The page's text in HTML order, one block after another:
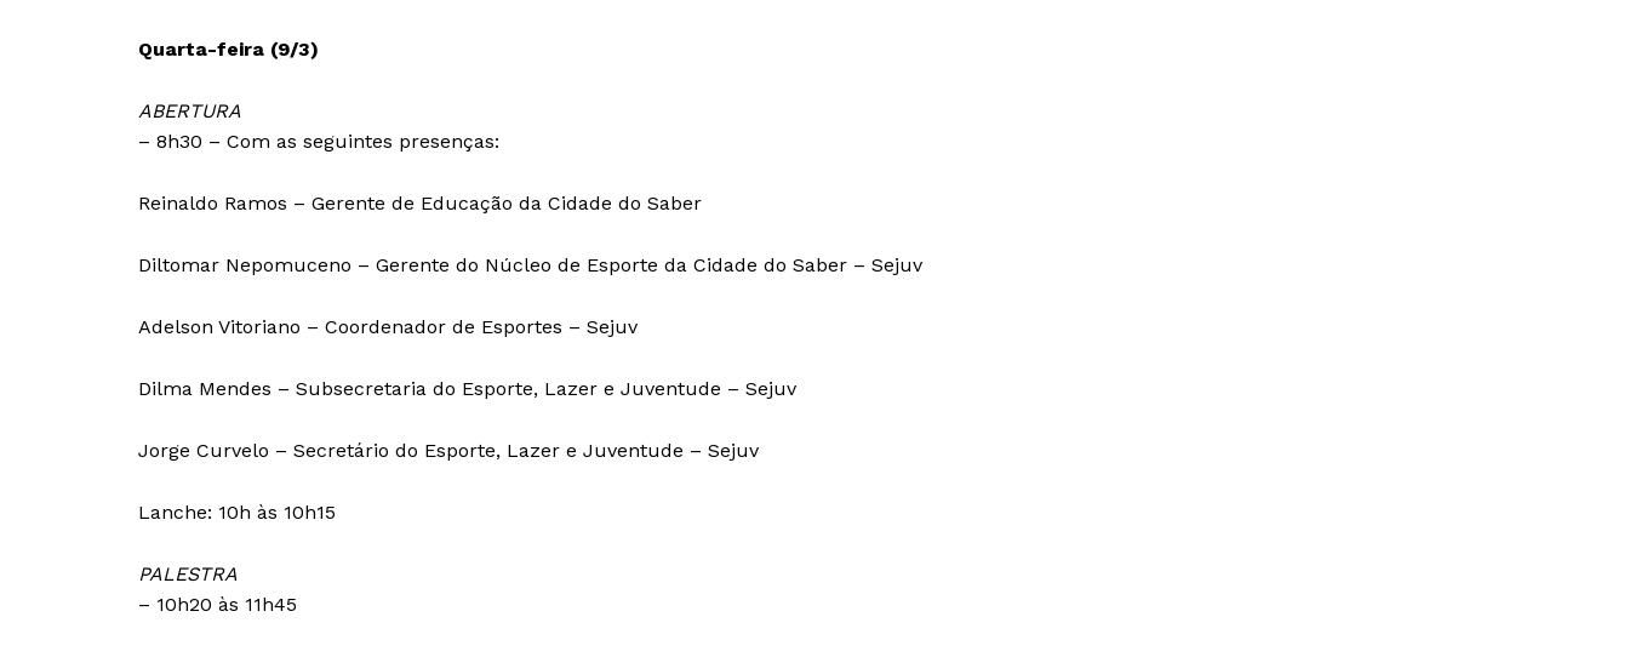
Quarta-feira (9/3)
ABERTURA
– 8h30 – Com as seguintes presenças:
Reinaldo Ramos – Gerente de Educação da Cidade do Saber
Diltomar Nepomuceno – Gerente do Núcleo de Esporte da Cidade do Saber – Sejuv
Adelson Vitoriano – Coordenador de Esportes – Sejuv
Dilma Mendes – Subsecretaria do Esporte, Lazer e Juventude – Sejuv
Jorge Curvelo – Secretário do Esporte, Lazer e Juventude – Sejuv
Lanche: 10h às 10h15
PALESTRA
– 10h20 às 11h45